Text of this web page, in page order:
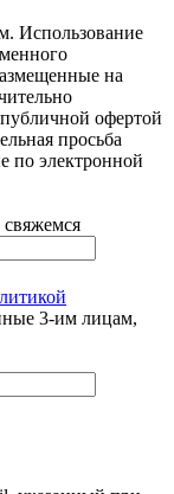
Использование
на
офертой
просьба
по электронной
3-им лицам,